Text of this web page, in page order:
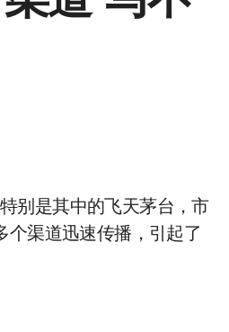
别是其中的飞天茅台，市
个渠道迅速传播，引起了